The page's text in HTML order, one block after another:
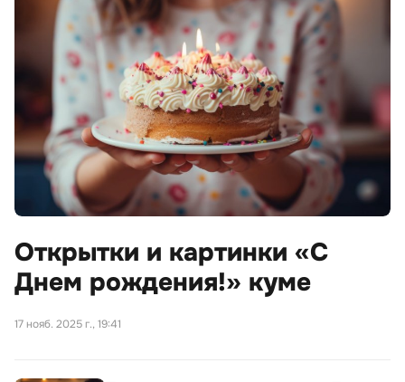
Открытки и картинки «С
Днем рождения!» куме
17 нояб. 2025 г., 19:41